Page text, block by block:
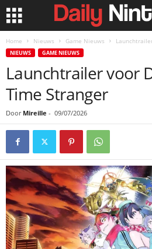
Home Nieuws Game Nieuws
NIEUWS GAME NIEUWS
Launchtrailer voor
Time Stranger
Door Mireille - 09/07/2026